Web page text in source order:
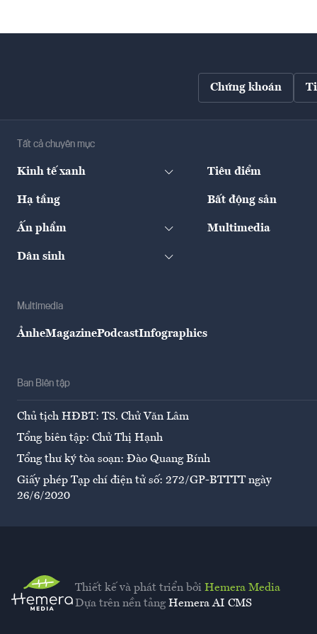
Chứng khoán
Tất cả chuyên mục
Kinh tế xanh Tiêu điểm
Hạ tầng Bất động sản
Ấn phẩm Multimedia
Dân sinh
Multimedia
ẢnheMagazinePodcastInfographics
Ban Biên tập
Chủ tịch HĐBT: TS. Chử Văn Lâm
Tổng biên tập: Chử Thị Hạnh
Tổng thư ký tòa soạn: Đào Quang Bính
Giấy phép Tạp chí điện tử số: 272/GP-BTTTT ngày
26/6/2020
Thiết kế và phát triển bởi Hemera Media
Dựa trên nền tảng Hemera AI CMS